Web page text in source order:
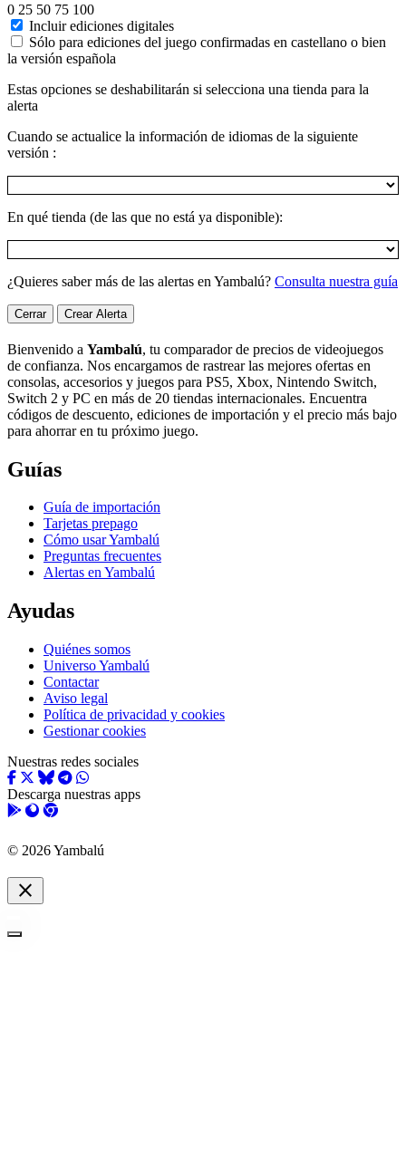
0 25 50 75 100
Incluir ediciones digitales
Sólo para ediciones del juego confirmadas en castellano o bien
la versión española
Estas opciones se deshabilitarán si selecciona una tienda para la
alerta
Cuando se actualice la información de idiomas de la siguiente
versión :
En qué tienda (de las que no está ya disponible):
¿Quieres saber más de las alertas en Yambalú? Consulta nuestra guía
Cerrar Crear Alerta
Bienvenido a Yambalú, tu comparador de precios de videojuegos
de confianza. Nos encargamos de rastrear las mejores ofertas en
consolas, accesorios y juegos para PS5, Xbox, Nintendo Switch,
Switch 2 y PC en más de 20 tiendas internacionales. Encuentra
códigos de descuento, ediciones de importación y el precio más bajo
para ahorrar en tu próximo juego.
Guías
Guía de importación
Tarjetas prepago
Cómo usar Yambalú
Preguntas frecuentes
Alertas en Yambalú
Ayudas
Quiénes somos
Universo Yambalú
Contactar
Aviso legal
Política de privacidad y cookies
Gestionar cookies
Nuestras redes sociales
Descarga nuestras apps
© 2026 Yambalú
close